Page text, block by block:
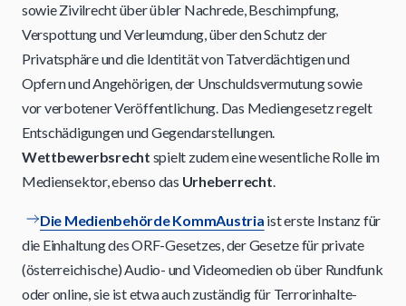
sowie Zivilrecht über übler Nachrede, Beschimpfung,
Verspottung und Verleumdung, über den Schutz der
Privatsphäre und die Identität von Tatverdächtigen und
Opfern und Angehörigen, der Unschuldsvermutung sowie
vor verbotener Veröffentlichung. Das Mediengesetz regelt
Entschädigungen und Gegendarstellungen.
Wettbewerbsrecht spielt zudem eine wesentliche Rolle im
Mediensektor, ebenso das Urheberrecht.
Die Medienbehörde KommAustria ist erste Instanz für
die Einhaltung des ORF-Gesetzes, der Gesetze für private
(österreichische) Audio- und Videomedien ob über Rundfunk
oder online, sie ist etwa auch zuständig für Terrorinhalte-